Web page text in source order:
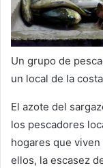
Un grupo de
un local de la
El azote del
los pescadores
hogares que
ellos, la escasez